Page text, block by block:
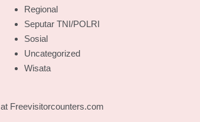
Regional
Seputar TNI/POLRI
Sosial
Uncategorized
Wisata
at Freevisitorcounters.com